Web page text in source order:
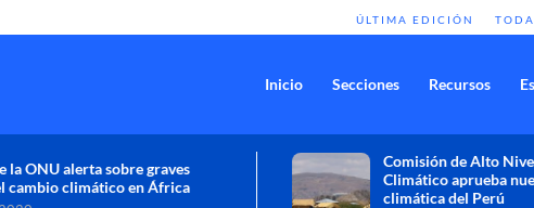
ÚLTIMA EDICIÓN
Inicio Secciones Recursos
Comisión de Alto Nivel de Cambio
Climático aprueba nueva ambición
climática del Perú